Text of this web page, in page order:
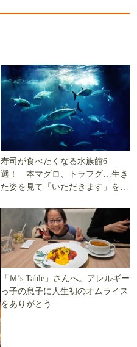
寿司が食べたくなる水族館6
選！ 本マグロ、トラフグ…生き
た姿を見て「いただきます」を考
「Ｍ’s Table」さんへ。アレルギー
っ子の息子に人生初のオムライス
をありがとう